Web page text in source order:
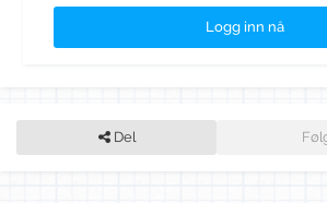
Logg inn nå
Del